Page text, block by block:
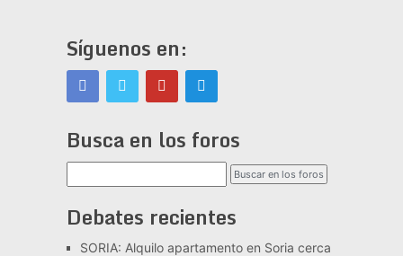
Síguenos en:
Busca en los foros
Debates recientes
SORIA: Alquilo apartamento en Soria cerca